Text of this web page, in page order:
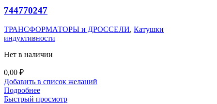
744770247
ТРАНСФОРМАТОРЫ и ДРОССЕЛИ, Катушки
индуктивности
Нет в наличии
0,00 ₽
Добавить в список желаний
Подробнее
Быстрый просмотр